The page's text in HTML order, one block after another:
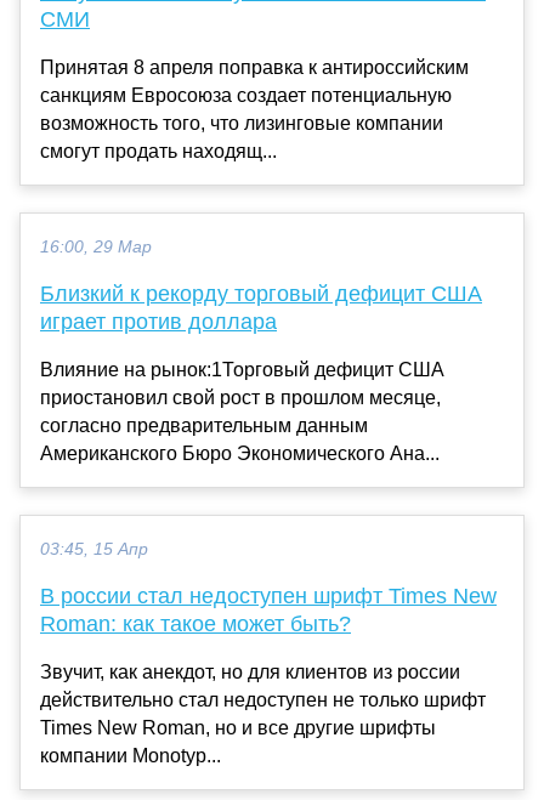
СМИ
Принятая 8 апреля поправка к антироссийским
санкциям Евросоюза создает потенциальную
возможность того, что лизинговые компании
смогут продать находящ...
16:00, 29 Мар
Близкий к рекорду торговый дефицит США
играет против доллара
Влияние на рынок:1Торговый дефицит США
приостановил свой рост в прошлом месяце,
согласно предварительным данным
Американского Бюро Экономического Ана...
03:45, 15 Апр
В россии стал недоступен шрифт Times New
Roman: как такое может быть?
Звучит, как анекдот, но для клиентов из россии
действительно стал недоступен не только шрифт
Times New Roman, но и все другие шрифты
компании Monotyp...